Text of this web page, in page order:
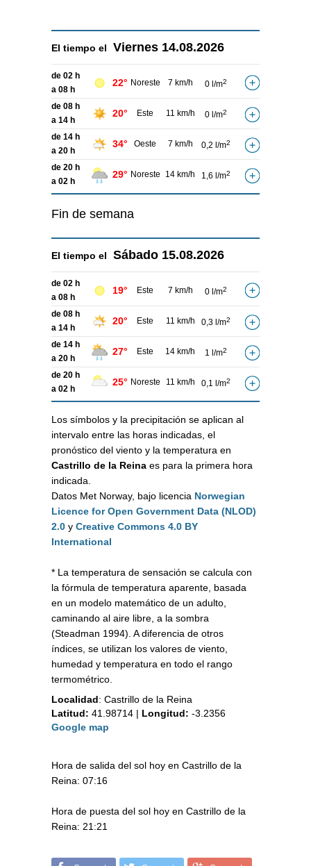
El tiempo el Viernes 14.08.2026
de 02 h
a 08 h
22° Noreste 7 km/h 0 l/m2
de 08 h
a 14 h
20° Este 11 km/h 0 l/m2
de 14 h
a 20 h
34° Oeste 7 km/h 0,2 l/m2
de 20 h
a 02 h
29° Noreste 14 km/h 1,6 l/m2
Fin de semana
El tiempo el Sábado 15.08.2026
de 02 h
a 08 h
19° Este 7 km/h 0 l/m2
de 08 h
a 14 h
20° Este 11 km/h 0,3 l/m2
de 14 h
a 20 h
27° Este 14 km/h 1 l/m2
de 20 h
a 02 h
25° Noreste 11 km/h 0,1 l/m2
Los símbolos y la precipitación se aplican al
intervalo entre las horas indicadas, el
pronóstico del viento y la temperatura en
Castrillo de la Reina es para la primera hora
indicada.
Datos Met Norway, bajo licencia Norwegian
Licence for Open Government Data (NLOD)
2.0 y Creative Commons 4.0 BY
International
* La temperatura de sensación se calcula con
la fórmula de temperatura aparente, basada
en un modelo matemático de un adulto,
caminando al aire libre, a la sombra
(Steadman 1994). A diferencia de otros
índices, se utilizan los valores de viento,
humedad y temperatura en todo el rango
termométrico.
Localidad: Castrillo de la Reina
Latitud: 41.98714 | Longitud: -3.2356
Google map
Hora de salida del sol hoy en Castrillo de la
Reina: 07:16
Hora de puesta del sol hoy en Castrillo de la
Reina: 21:21